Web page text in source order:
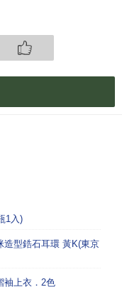
1入)
造型鋯石耳環 黃K(東京
袖上衣．2色